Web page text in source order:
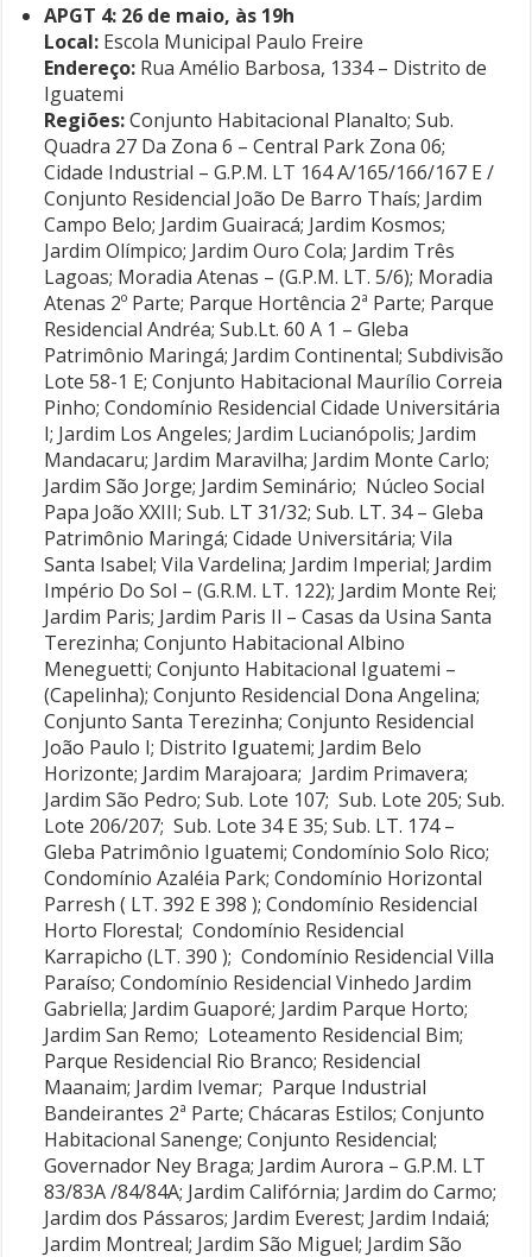
APGT 4: 26 de maio, às 19h
Local: Escola Municipal Paulo Freire
Endereço: Rua Amélio Barbosa, 1334 – Distrito de
Iguatemi
Regiões:Conjunto Habitacional Planalto; Sub.
Quadra 27 Da Zona 6 – Central Park Zona 06;
Cidade Industrial – G.P.M. LT 164 A/165/166/167 E /
Conjunto Residencial João De Barro Thaís; Jardim
Campo Belo; Jardim Guairacá; Jardim Kosmos;
Jardim Olímpico; Jardim Ouro Cola; Jardim Três
Lagoas; Moradia Atenas – (G.P.M. LT. 5/6); Moradia
Atenas 2º Parte; Parque Hortência 2ª Parte; Parque
Residencial Andréa; Sub.Lt. 60 A 1 – Gleba
Patrimônio Maringá; Jardim Continental; Subdivisão
Lote 58-1 E; Conjunto Habitacional Maurílio Correia
Pinho; Condomínio Residencial Cidade Universitária
I; Jardim Los Angeles; Jardim Lucianópolis; Jardim
Mandacaru; Jardim Maravilha; Jardim Monte Carlo;
Jardim São Jorge; Jardim Seminário; Núcleo Social
Papa João XXIII; Sub. LT 31/32; Sub. LT. 34 – Gleba
Patrimônio Maringá; Cidade Universitária; Vila
Santa Isabel; Vila Vardelina; Jardim Imperial; Jardim
Império Do Sol – (G.R.M. LT. 122); Jardim Monte Rei;
Jardim Paris; Jardim Paris Il – Casas da Usina Santa
Terezinha; Conjunto Habitacional Albino
Meneguetti; Conjunto Habitacional Iguatemi –
(Capelinha); Conjunto Residencial Dona Angelina;
Conjunto Santa Terezinha; Conjunto Residencial
João Paulo I; Distrito Iguatemi; Jardim Belo
Horizonte; Jardim Marajoara; Jardim Primavera;
Jardim São Pedro; Sub. Lote 107; Sub. Lote 205; Sub.
Lote 206/207; Sub. Lote 34 E 35; Sub. LT. 174 –
Gleba Patrimônio Iguatemi; Condomínio Solo Rico;
Condomínio Azaléia Park; Condomínio Horizontal
Parresh ( LT. 392 E 398 ); Condomínio Residencial
Horto Florestal; Condomínio Residencial
Karrapicho (LT. 390 ); Condomínio Residencial Villa
Paraíso; Condomínio Residencial Vinhedo Jardim
Gabriella; Jardim Guaporé; Jardim Parque Horto;
Jardim San Remo; Loteamento Residencial Bim;
Parque Residencial Rio Branco; Residencial
Maanaim; Jardim Ivemar; Parque Industrial
Bandeirantes 2ª Parte; Chácaras Estilos; Conjunto
Habitacional Sanenge; Conjunto Residencial;
Governador Ney Braga; Jardim Aurora – G.P.M. LT
83/83A /84/84A; Jardim Califórnia; Jardim do Carmo;
Jardim dos Pássaros; Jardim Everest; Jardim Indaiá;
Jardim Montreal; Jardim São Miguel; Jardim São